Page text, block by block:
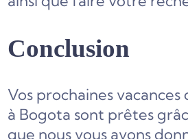
Conclusion
Vos prochaines
à Bogota sont prêtes
que nous vous avons